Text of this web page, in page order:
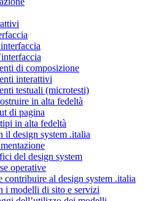
di composizione
interattivi
testuali (microtesti)
in alta fedeltà
di pagina
in alta fedeltà
il design system .italia
del design system
operative
contribuire al design system .italia
i modelli di sito e servizi